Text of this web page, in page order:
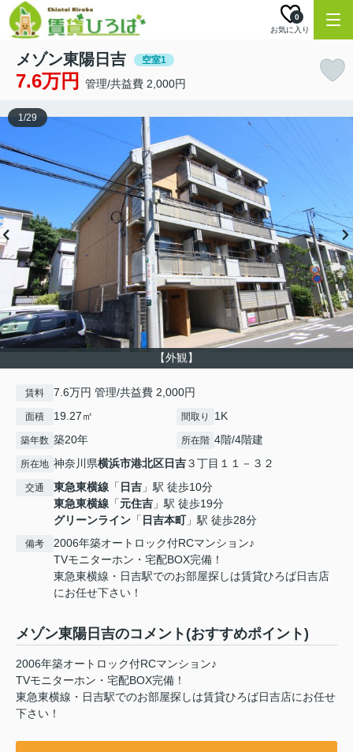
お気に入り
0
メゾン東陽日吉 空室1
7.6万円 管理/共益費 2,000円
【外観】
1/29
賃料 7.6万円 管理/共益費 2,000円
面積 19.27㎡ 間取り 1K
築年数 築20年 所在階 4階/4階建
所在地 神奈川県横浜市港北区日吉３丁目１１－３２
交通 東急東横線 「 日吉 」駅 徒歩10分
東急東横線 「元住吉 」駅 徒歩19分
グリーンライン 「 日吉本町」駅 徒歩28分
備考
2006年築オートロック付RCマンション♪
TVモニターホン・宅配BOX完備！
東急東横線・日吉駅でのお部屋探しは賃貸ひろば日吉店
にお任せ下さい！
メゾン東陽日吉のコメント(おすすめポイント)
2006年築オートロック付RCマンション♪
TVモニターホン・宅配BOX完備！
東急東横線・日吉駅でのお部屋探しは賃貸ひろば日吉店にお任せ
下さい！